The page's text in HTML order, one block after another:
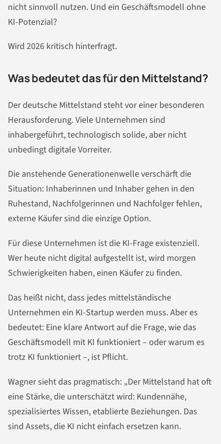
nicht sinnvoll nutzen. Und ein Geschäftsmodell ohne
KI-Potenzial?
Wird 2026 kritisch hinterfragt.
Was bedeutet das für den Mittelstand?
Der deutsche Mittelstand steht vor einer besonderen
Herausforderung. Viele Unternehmen sind
inhabergeführt, technologisch solide, aber nicht
unbedingt digitale Vorreiter.
Die anstehende Generationenwelle verschärft die
Situation: Inhaberinnen und Inhaber gehen in den
Ruhestand, Nachfolgerinnen und Nachfolger fehlen,
externe Käufer sind die einzige Option.
Für diese Unternehmen ist die KI-Frage existenziell.
Wer heute nicht digital aufgestellt ist, wird morgen
Schwierigkeiten haben, einen Käufer zu finden.
Das heißt nicht, dass jedes mittelständische
Unternehmen ein KI-Startup werden muss. Aber es
bedeutet: Eine klare Antwort auf die Frage, wie das
Geschäftsmodell mit KI funktioniert – oder warum es
trotz KI funktioniert –, ist Pflicht.
Wagner sieht das pragmatisch: „Der Mittelstand hat oft
eine Stärke, die unterschätzt wird: Kundennähe,
spezialisiertes Wissen, etablierte Beziehungen. Das
sind Assets, die KI nicht einfach ersetzen kann.